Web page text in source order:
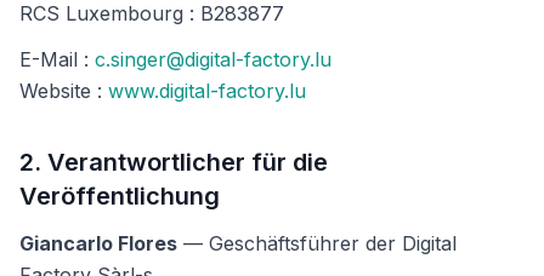
RCS Luxembourg : B283877
E-Mail : c.singer@digital-factory.lu
Website : www.digital-factory.lu
2. Verantwortlicher für die
Veröffentlichung
Giancarlo Flores — Geschäftsführer der Digital